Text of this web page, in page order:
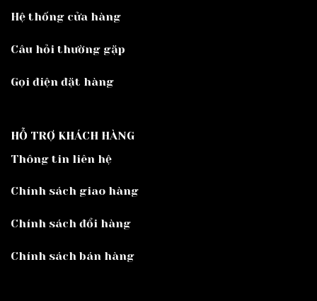
Hệ thống cửa hàng
Câu hỏi thường gặp
Gọi điện đặt hàng
HỖ TRỢ KHÁCH HÀNG
Thông tin liên hệ
Chính sách giao hàng
Chính sách đổi hàng
Chính sách bán hàng